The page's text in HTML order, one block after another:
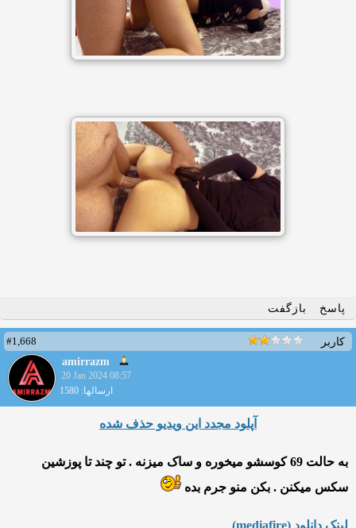
پاسخ بازگفت
کاربر
#1,668
amirrazm
20 Jan 2024 08:57
ارسالها: 1580
آپلود مجدد این ویدیو حذف شده
به حالت 69 کوسشو میخوره و ساک میزنه . تو چند تا پوزشین
سکس میکنن . بکن منو جرم بده
لینک دانلود (mediafire)